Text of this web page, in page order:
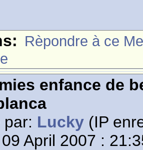
Rèpondre à ce
enfance de
par: Lucky (IP
April 2007 :